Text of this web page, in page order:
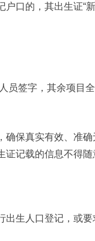
口的，其出生证“
员签字，其余项目
确保真实有效、准
记载的信息不得随
出生人口登记，或